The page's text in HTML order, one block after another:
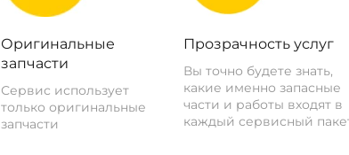
Оригинальные
запчасти
Сервис использует
только оригинальные
запчасти
Прозрачность услуг
Вы точно будете знать,
какие именно запасные
части и работы входят в
каждый сервисный